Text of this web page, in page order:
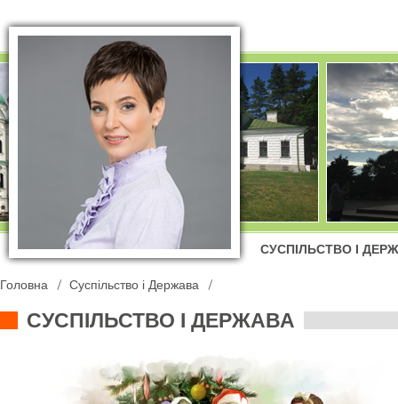
СУСПІЛЬСТВО І
Головна Суспільство і Держава
СУСПІЛЬСТВО І ДЕРЖАВА